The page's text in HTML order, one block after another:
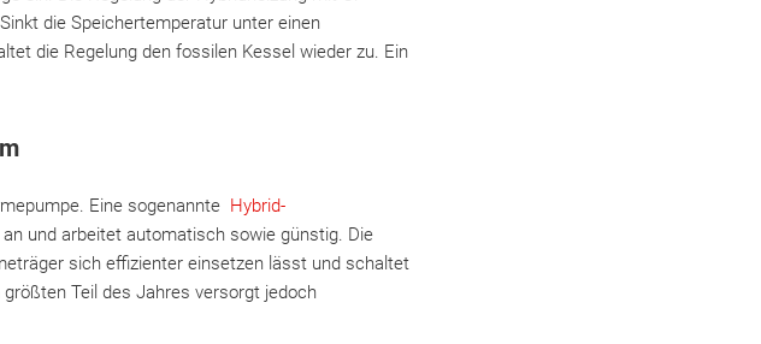
die Speichertemperatur unter einen
die Regelung den fossilen Kessel wieder zu. Ein
Eine sogenannte Hybrid-
und arbeitet automatisch sowie günstig. Die
sich effizienter einsetzen lässt und schaltet
Teil des Jahres versorgt jedoch